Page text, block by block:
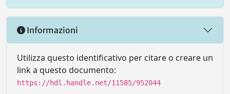
Informazioni
Utilizza questo identificativo per citare o creare un
link a questo documento:
https://hdl.handle.net/11585/952044